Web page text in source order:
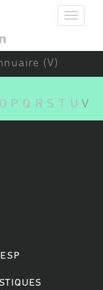
vos mots-clés
(V)
O P Q R S T U V